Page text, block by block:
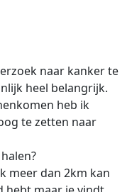
naar kanker te
heel belangrijk.
heb ik
te zetten naar
meer dan 2km kan